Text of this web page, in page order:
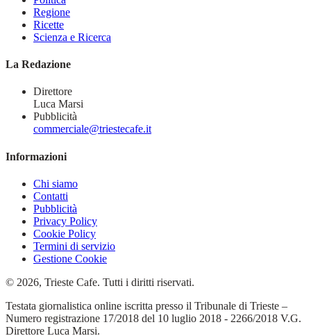
Regione
Ricette
Scienza e Ricerca
La Redazione
Direttore
Luca Marsi
Pubblicità
commerciale@triestecafe.it
Informazioni
Chi siamo
Contatti
Pubblicità
Privacy Policy
Cookie Policy
Termini di servizio
Gestione Cookie
© 2026, Trieste Cafe. Tutti i diritti riservati.
Testata giornalistica online iscritta presso il Tribunale di Trieste –
Numero registrazione 17/2018 del 10 luglio 2018 - 2266/2018 V.G.
Direttore Luca Marsi.